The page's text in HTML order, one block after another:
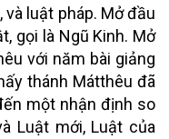
luật pháp. Mở đầu
gọi là Ngũ Kinh. Mở
với năm bài giảng
thánh Mátthêu đã
một nhận định so
Luật mới, Luật của